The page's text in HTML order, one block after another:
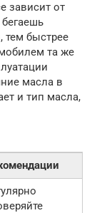
зависит от
тем быстрее
та же
масла в
и тип масла,